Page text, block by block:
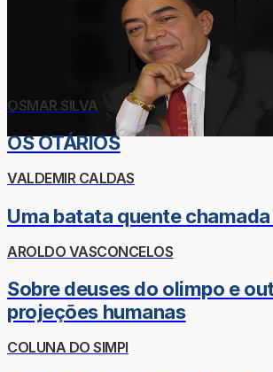
OSMAR SILVA
OS OTÁRIOS
VALDEMIR CALDAS
Uma batata quente chamada
AROLDO VASCONCELOS
Sobre deuses do olimpo e
projeções humanas
COLUNA DO SIMPI